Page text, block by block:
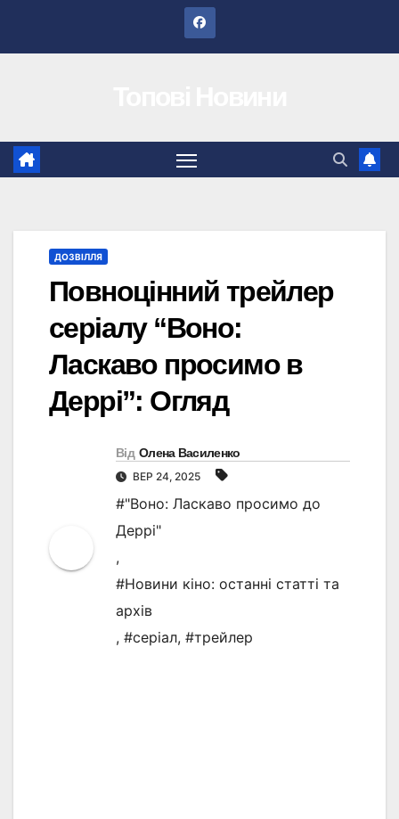
ДОЗВІЛЛЯ
Повноцінний трейлер
серіалу “Воно:
Ласкаво просимо в
Деррі”: Огляд
Від Олена Василенко
ВЕР 24, 2025
#"Воно: Ласкаво просимо до
Деррі"
,
#Новини кіно: останні статті та
архів
, #серіал, #трейлер